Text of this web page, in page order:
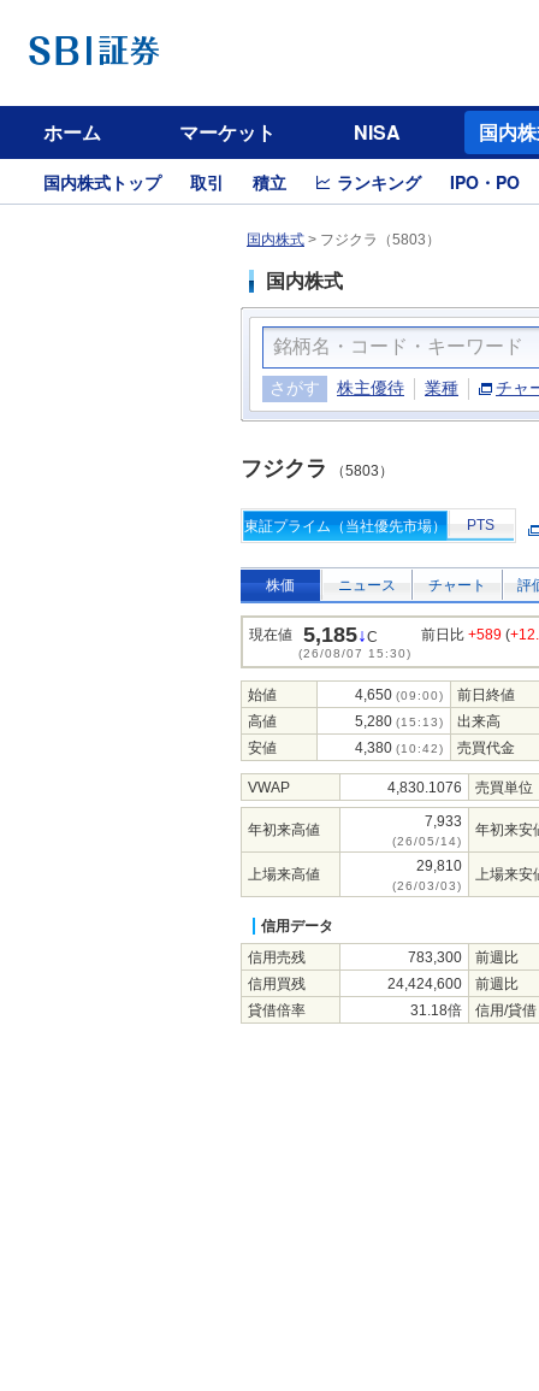
ホーム マーケット NISA 国内
国内株式トップ 取引 積立 ランキング IPO・PO
国内株式 > フジクラ（5803）
国内株式
さがす 株主優待 業種 チャ
フジクラ （5803）
東証プライム（当社優先市場） PTS
株価 ニュース チャート 評
現在値 5,185↓C
(26/08/07 15:30)
前日比 +589 (
始値 4,650 (09:00)
前日終値
高値
5,280 (15:13)
出来高
安値
4,380 (10:42) 売買代金
VWAP 4,830.1076 売買単位
年初来高値 7,933
(26/05/14)
年初来安
上場来高値 29,810
(26/03/03)
上場来安
信用データ
信用売残
783,300
前週比
信用買残
24,424,600
前週比
貸借倍率
31.18倍 信用/貸借